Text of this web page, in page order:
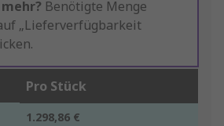
Benötigte Menge
„Lieferverfügbarkeit
Pro Stück
1.298,86 €